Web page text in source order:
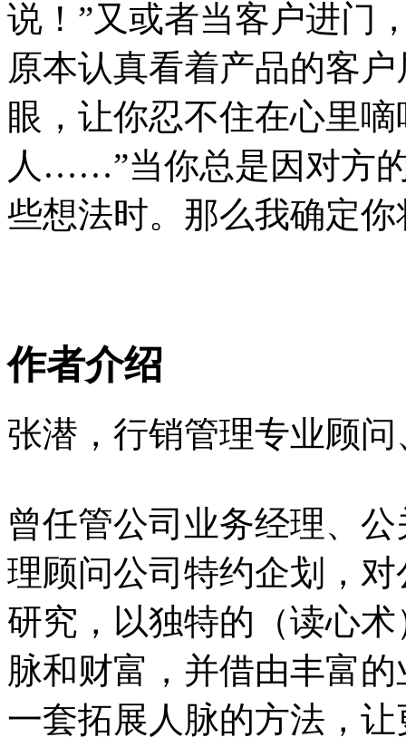
说！”又或者当客户进门
原本认真看着产品的客
眼，让你忍不住在心里
人……”当你总是因对方
些想法时。那么我确定
作者介绍
张潜，行销管理专业顾
曾任管公司业务经理、
理顾问公司特约企划，
研究，以独特的（读心
脉和财富，并借由丰富
一套拓展人脉的方法，